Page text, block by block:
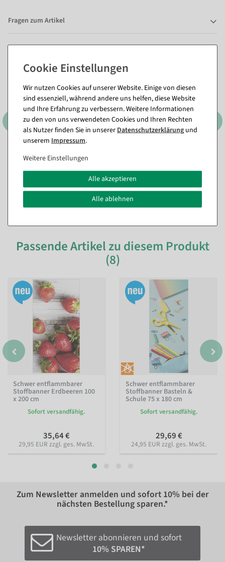
Fragen zum Artikel
Dieser Artikel in anderen Ausführungen
Passende Artikel zu diesem Produkt
(8)
Schwer entflammbarer
Stoffbanner Erdbeeren 100
x 200 cm
Sofort versandfähig.
35,64 €
29,95 EUR zzgl. ges. MwSt.
Schwer entflammbarer
Stoffbanner Basteln &
Schule 75 x 180 cm
Sofort versandfähig.
29,69 €
24,95 EUR zzgl. ges. MwSt.
Zum Newsletter anmelden und sofort 10% bei der
nächsten Bestellung sparen.*
Newsletter abonnieren und sofort
10% SPAREN*
Wir nutzen Cookies auf unserer Website. Einige von diesen
sind essenziell, während andere uns helfen, diese Website
und Ihre Erfahrung zu verbessern. Weitere Informationen
zu den von uns verwendeten Cookies und Ihren Rechten
als Nutzer finden Sie in unsererDaten­schutz­erklärung und
unserem Impressum.
Weitere Einstellungen
Alle akzeptieren
Alle ablehnen